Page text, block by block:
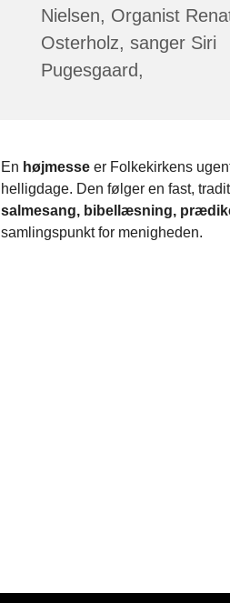
Nielsen, Organist
Osterholz, sanger Siri
Pugesgaard,
En højmesseer Folkekirkens
helligdage. Den følger en fast,
salmesang, bibellæsning,
samlingspunkt for menigheden.